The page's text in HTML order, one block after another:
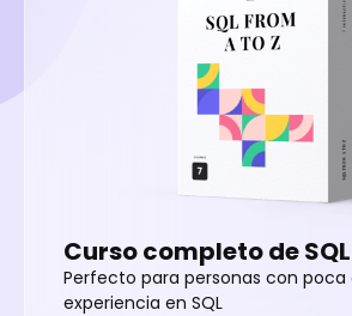
Curso completo de SQL
Perfecto para personas con poca
experiencia en SQL